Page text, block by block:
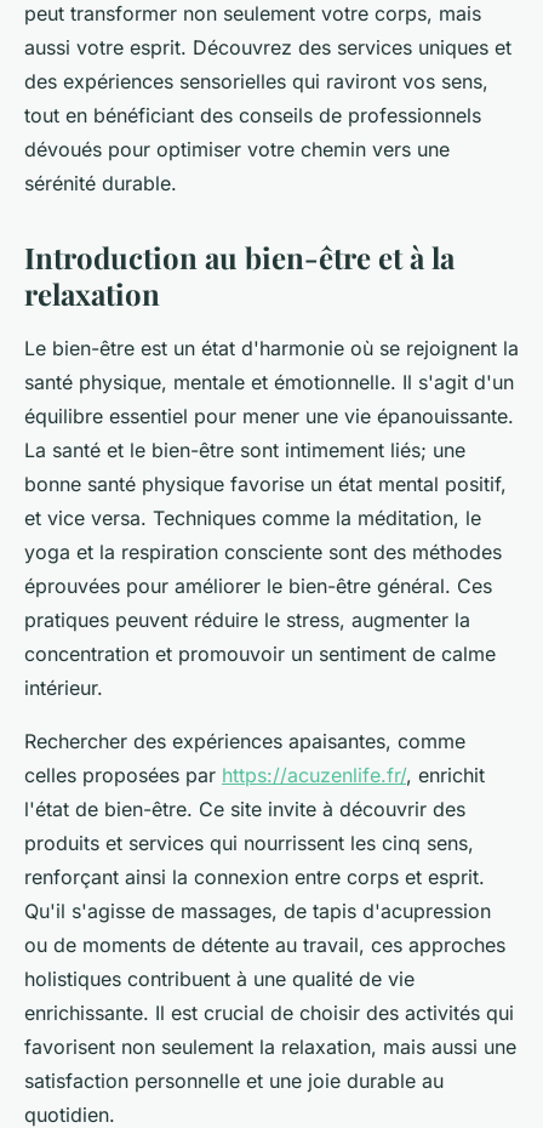
peut transformer non seulement votre corps, mais
aussi votre esprit. Découvrez des services uniques et
des expériences sensorielles qui raviront vos sens,
tout en bénéficiant des conseils de professionnels
dévoués pour optimiser votre chemin vers une
sérénité durable.
Introduction au bien-être et à la
relaxation
Le bien-être est un état d'harmonie où se rejoignent la
santé physique, mentale et émotionnelle. Il s'agit d'un
équilibre essentiel pour mener une vie épanouissante.
La santé et le bien-être sont intimement liés; une
bonne santé physique favorise un état mental positif,
et vice versa. Techniques comme la méditation, le
yoga et la respiration consciente sont des méthodes
éprouvées pour améliorer le bien-être général. Ces
pratiques peuvent réduire le stress, augmenter la
concentration et promouvoir un sentiment de calme
intérieur.
Rechercher des expériences apaisantes, comme
celles proposées par https://acuzenlife.fr/, enrichit
l'état de bien-être. Ce site invite à découvrir des
produits et services qui nourrissent les cinq sens,
renforçant ainsi la connexion entre corps et esprit.
Qu'il s'agisse de massages, de tapis d'acupression
ou de moments de détente au travail, ces approches
holistiques contribuent à une qualité de vie
enrichissante. Il est crucial de choisir des activités qui
favorisent non seulement la relaxation, mais aussi une
satisfaction personnelle et une joie durable au
quotidien.